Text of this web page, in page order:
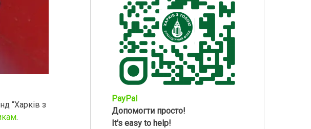
“Харків з
.
PayPal
Допомогти просто!
It's easy to help!